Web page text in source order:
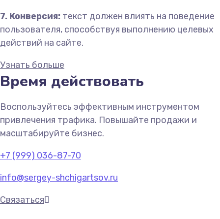
7. Конверсия: текст должен влиять на поведение
пользователя, способствуя выполнению целевых
действий на сайте.
Узнать больше
Время действовать
Воспользуйтесь эффективным инструментом
привлечения трафика. Повышайте продажи и
масштабируйте бизнес.
+7 (999) 036-87-70
info@sergey-shchigartsov.ru
Связаться